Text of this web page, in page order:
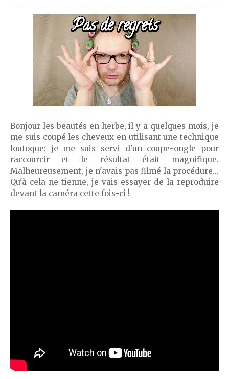
Bonjour les beautés en herbe, il y a quelques mois, je
me suis coupé les cheveux en utilisant une technique
loufoque: je me suis servi d'un coupe-ongle pour
raccourcir et le résultat était magnifique.
Malheureusement, je n'avais pas filmé la procédure...
Qu'à cela ne tienne, je vais essayer de la reproduire
devant la caméra cette fois-ci !